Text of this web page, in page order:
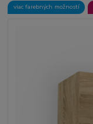
viac farebných možností